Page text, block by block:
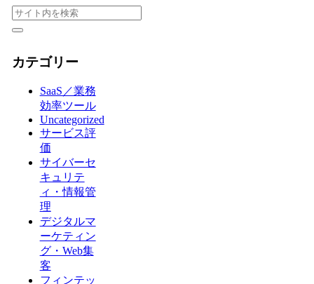
カテゴリー
SaaS／業務
効率ツール
Uncategorized
サービス評
価
サイバーセ
キュリテ
ィ・情報管
理
デジタルマ
ーケティン
グ・Web集
客
フィンテッ